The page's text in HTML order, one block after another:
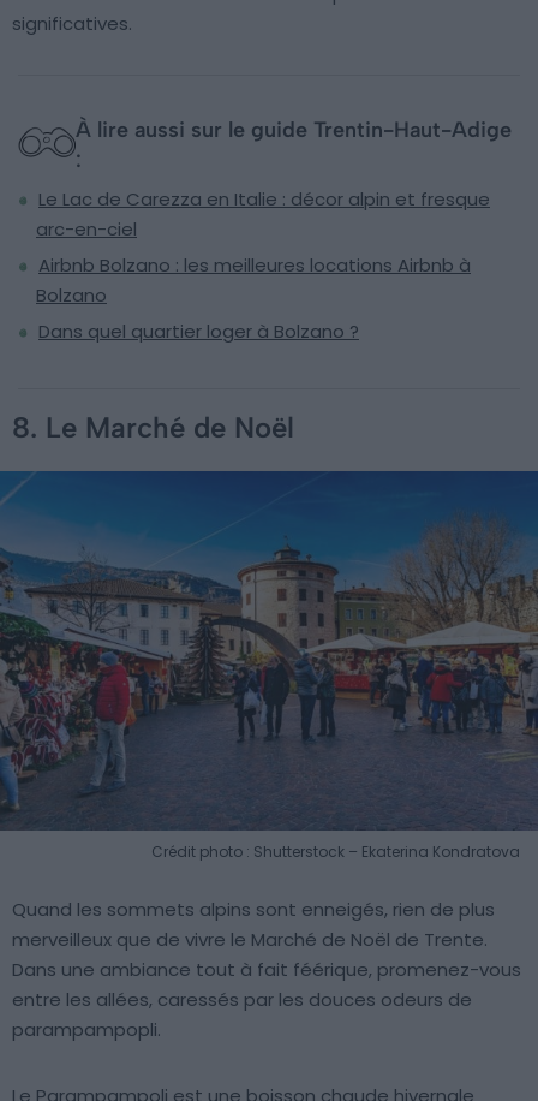
significatives.
À lire aussi sur le guide Trentin-Haut-Adige
:
Le Lac de Carezza en Italie : décor alpin et fresque
arc-en-ciel
Airbnb Bolzano : les meilleures locations Airbnb à
Bolzano
Dans quel quartier loger à Bolzano ?
8. Le Marché de Noël
Crédit photo : Shutterstock – Ekaterina Kondratova
Quand les sommets alpins sont enneigés, rien de plus
merveilleux que de vivre le Marché de Noël de Trente.
Dans une ambiance tout à fait féérique, promenez-vous
entre les allées, caressés par les douces odeurs de
parampampopli.
Le Parampampoli est une boisson chaude hivernale